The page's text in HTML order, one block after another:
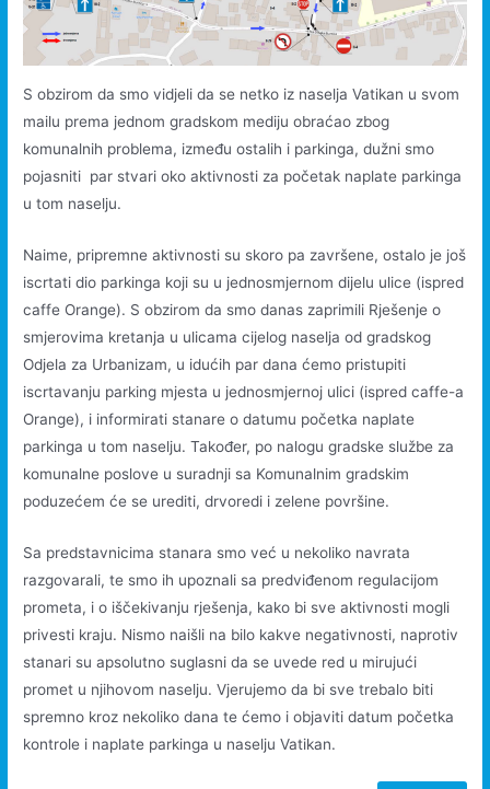
S obzirom da smo vidjeli da se netko iz naselja Vatikan u svom
mailu prema jednom gradskom mediju obraćao zbog
komunalnih problema, između ostalih i parkinga, dužni smo
pojasniti par stvari oko aktivnosti za početak naplate parkinga
u tom naselju.
Naime, pripremne aktivnosti su skoro pa završene, ostalo je još
iscrtati dio parkinga koji su u jednosmjernom dijelu ulice (ispred
caffe Orange). S obzirom da smo danas zaprimili Rješenje o
smjerovima kretanja u ulicama cijelog naselja od gradskog
Odjela za Urbanizam, u idućih par dana ćemo pristupiti
iscrtavanju parking mjesta u jednosmjernoj ulici (ispred caffe-a
Orange), i informirati stanare o datumu početka naplate
parkinga u tom naselju. Također, po nalogu gradske službe za
komunalne poslove u suradnji sa Komunalnim gradskim
poduzećem će se urediti, drvoredi i zelene površine.
Sa predstavnicima stanara smo već u nekoliko navrata
razgovarali, te smo ih upoznali sa predviđenom regulacijom
prometa, i o iščekivanju rješenja, kako bi sve aktivnosti mogli
privesti kraju. Nismo naišli na bilo kakve negativnosti, naprotiv
stanari su apsolutno suglasni da se uvede red u mirujući
promet u njihovom naselju. Vjerujemo da bi sve trebalo biti
spremno kroz nekoliko dana te ćemo i objaviti datum početka
kontrole i naplate parkinga u naselju Vatikan.